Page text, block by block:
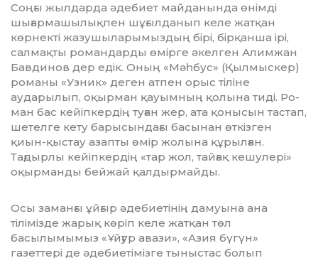
Соңғы жылдарда әдебиет майданында өнімді
шығармашылықпен шұғылданып келе жатқан
көрнекті жазушыларымыздың бірі, бірқанша ірі,
салмақты романдарды өмірге әкелген Алимжан
Бавдинов дер едік. Оның «Мәһбус» (Қылмыскер)
романы «Узник» деген атпен орыс тіліне
аударылып, оқырман қауымның қолына тиді. Ро­
ман бас кейіпкердің туған жер, ата қо­ны­сын тастап,
шетелге кету барысындағы ба­сынан өткізген
қиын-қыстау азапты өмір жолына құрылған.
Тағдырлы кейіп­кер­дің «тар жол, тайғақ кешулері»
оқыр­ман­ды бейжай қалдырмайды.
Осы заманғы ұйғыр әдебиетінің дамуына ана
тілімізде жарық көріп келе жатқан төл
басылымымыз «Ұйғур авази», «Азия бүгүн»
газеттері де әдебиетімізге тыныстас болып